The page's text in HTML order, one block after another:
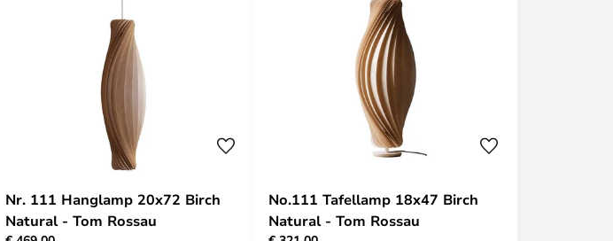
Nr. 111 Hanglamp 20x72 Birch
Natural - Tom Rossau
No.111 Tafellamp 18x47 Birch
Natural - Tom Rossau